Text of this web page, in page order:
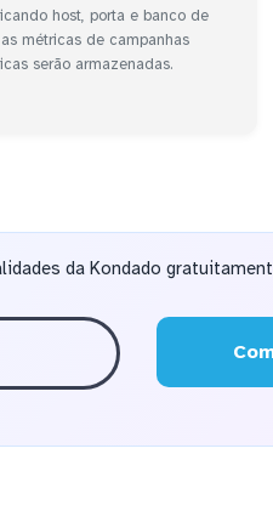
host, porta e banco de
métricas de campanhas
serão armazenadas.
da Kondado